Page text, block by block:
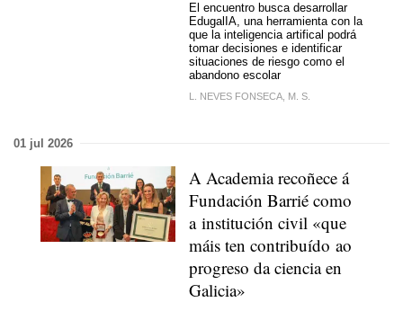
El encuentro busca desarrollar
EdugalIA, una herramienta con la
que la inteligencia artifical podrá
tomar decisiones e identificar
situaciones de riesgo como el
abandono escolar
L. NEVES FONSECA, M. S.
01 jul 2026
A Academia recoñece á
Fundación Barrié como
a institución civil «que
máis ten contribuído ao
progreso da ciencia en
Galicia»